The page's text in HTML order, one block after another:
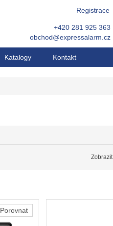
Registrace
+420 281 925 363
obchod@expressalarm.cz
Katalogy Kontakt
Zobrazit
Porovnat